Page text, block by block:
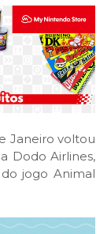
Janeiro voltou
Dodo Airlines,
jogo Animal